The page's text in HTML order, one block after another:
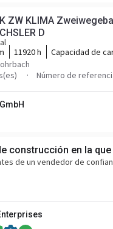
ZW KLIMA
D
11920 h Capacidad de
Número de
construcción en la
de un vendedor de